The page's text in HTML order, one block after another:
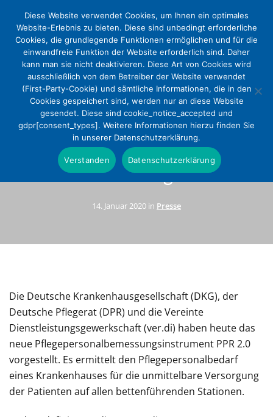
DEKV: PPR 2.0 stellt die
Weichen in die richtige
Richtung
14. Januar 2020 in Presse
Die Deutsche Krankenhausgesellschaft (DKG), der
Deutsche Pflegerat (DPR) und die Vereinte
Dienstleistungsgewerkschaft (ver.di) haben heute das
neue Pflegepersonalbemessungsinstrument PPR 2.0
vorgestellt. Es ermittelt den Pflegepersonalbedarf
eines Krankenhauses für die unmittelbare Versorgung
der Patienten auf allen bettenführenden Stationen.
Diese Website verwendet Cookies, um Ihnen ein optimales
Website-Erlebnis zu bieten. Diese sind unbedingt erforderliche
Cookies, die grundlegende Funktionen ermöglichen und für die
einwandfreie Funktion der Website erforderlich sind. Daher
kann man sie nicht deaktivieren. Diese Art von Cookies wird
ausschließlich von dem Betreiber der Website verwendet
(First-Party-Cookie) und sämtliche Informationen, die in den
Cookies gespeichert sind, werden nur an diese Website
gesendet. Diese sind cookie_notice_accepted und
gdpr[consent_types]. Weitere Informationen hierzu finden Sie
in unserer Datenschutzerklärung.
Verstanden Datenschutzerklärung